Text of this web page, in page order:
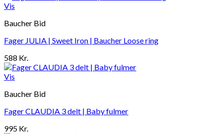
Vis
Baucher Bid
Fager JULIA | Sweet Iron | Baucher Loose ring
588 Kr.
Vis
Baucher Bid
Fager CLAUDIA 3 delt | Baby fulmer
995 Kr.